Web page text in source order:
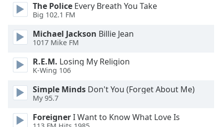
window.
Escape
cancel
close
The Police Every Breath You Take
Big 102.1 FM
Michael Jackson Billie Jean
1017 Mike FM
R.E.M. Losing My Religion
K-Wing 106
Simple Minds Don't You (Forget About Me)
My 95.7
ForeignerI Want to Know What Love Is